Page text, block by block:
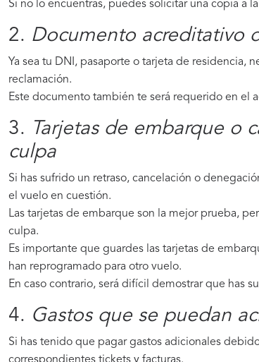
Si no lo encuentras, puedes solicitar una copia a
2. Documento acreditativo
Ya sea tu DNI, pasaporte o tarjeta de residencia,
reclamación.
Este documento también te será requerido en el
3.
Tarjetas de embarque o
culpa
Si has sufrido un retraso, cancelación o
el vuelo en cuestión.
Las tarjetas de embarque son la mejor prueba,
culpa.
Es importante que guardes las tarjetas de
han reprogramado para otro vuelo.
En caso contrario, será difícil demostrar que has
4. Gastos que se puedan
Si has tenido que pagar gastos adicionales